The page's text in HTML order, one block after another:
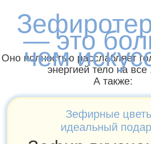
Маленькие затраты →
Доход от продажи
от 3.000р за 1 букет
от 300р на 1 букет
Зефирные цветы - идеальный бизнес: